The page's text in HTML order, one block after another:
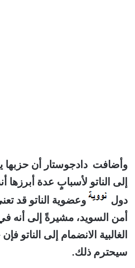
وأضافت دادجوستار أن حزبها
إلى الناتو لأسبابٍ عدة أبرزها
دول
وعضوية الناتو قد
أمن السويد، مشيرةً إلى أنه
الغالبية الانضمام إلى الناتو
سيحترم ذلك.